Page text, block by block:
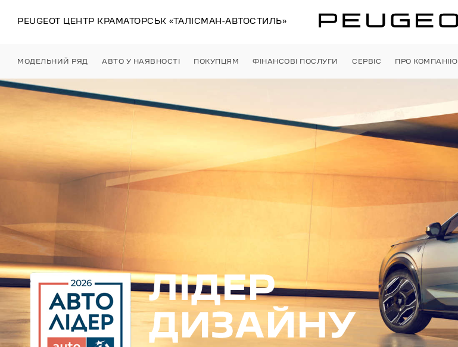
PEUGEOT ЦЕНТР КРАМАТОРСЬК «ТАЛІСМАН-АВТОСТИЛЬ»
МОДЕЛЬНИЙ РЯД АВТО У НАЯВНОСТІ ПОКУПЦЯМ ФІНАНСОВІ ПОСЛУГИ СЕРВІС ПРО КОМПАНІЮ